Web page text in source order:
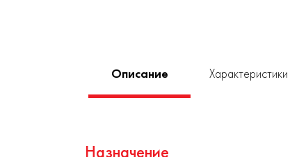
Описание Характеристики
Назначение